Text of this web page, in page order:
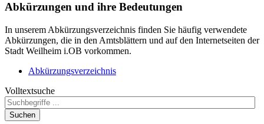
Abkürzungen und ihre Bedeutungen
In unserem Abkürzungsverzeichnis finden Sie häufig verwendete
Abkürzungen, die in den Amtsblättern und auf den Internetseiten der
Stadt Weilheim i.OB vorkommen.
Abkürzungsverzeichnis
Volltextsuche
Suchen